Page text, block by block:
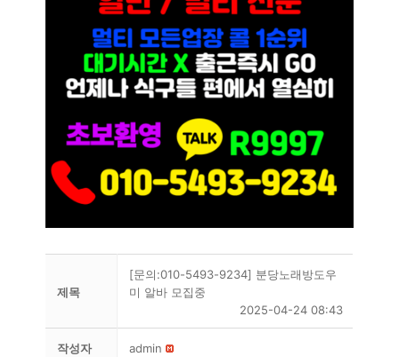
제목
[문의:010-5493-9234] 분당노래방도우
미 알바 모집중
2025-04-24 08:43
작성자 admin